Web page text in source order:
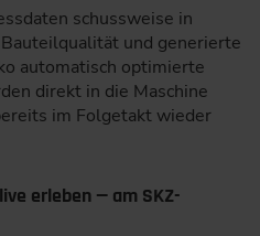
schussweise in
und generierte
automatisch optimierte
direkt in die Maschine
im Folgetakt wieder
erleben — am SKZ-